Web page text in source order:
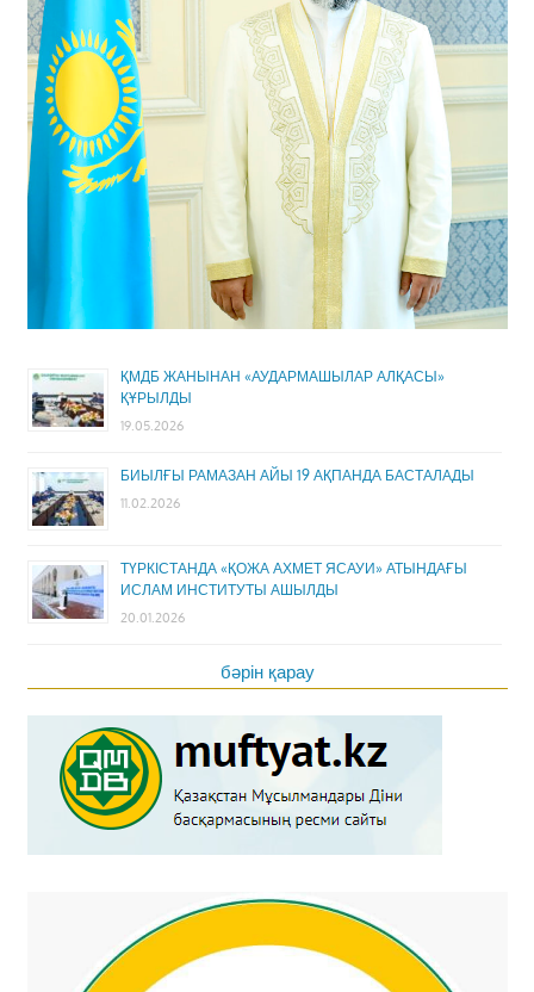
ҚМДБ ЖАНЫНАН «АУДАРМАШЫЛАР АЛҚАСЫ»
ҚҰРЫЛДЫ
19.05.2026
БИЫЛҒЫ РАМАЗАН АЙЫ 19 АҚПАНДА БАСТАЛАДЫ
11.02.2026
ТҮРКІСТАНДА «ҚОЖА АХМЕТ ЯСАУИ» АТЫНДАҒЫ
ИСЛАМ ИНСТИТУТЫ АШЫЛДЫ
20.01.2026
бәрін қарау